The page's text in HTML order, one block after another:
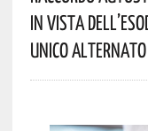
In Vista
Unico